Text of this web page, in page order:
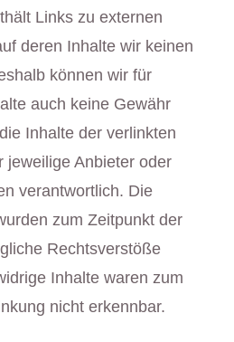
Links zu externen
deren Inhalte wir keinen
können wir für
auch keine Gewähr
Inhalte der verlinkten
jeweilige Anbieter oder
verantwortlich. Die
zum Zeitpunkt der
Rechtsverstöße
Inhalte waren zum
nicht erkennbar.